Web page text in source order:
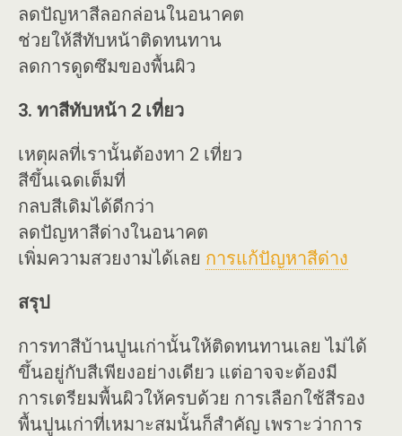
ลดปัญหาสีลอกล่อนในอนาคต
ช่วยให้สีทับหน้าติดทนทาน
ลดการดูดซึมของพื้นผิว
3. ทาสีทับหน้า 2 เที่ยว
เหตุผลที่เรานั้นต้องทา 2 เที่ยว
สีขึ้นเฉดเต็มที่
กลบสีเดิมได้ดีกว่า
ลดปัญหาสีด่างในอนาคต
เพิ่มความสวยงามได้เลย การแก้ปัญหาสีด่าง
สรุป
การทาสีบ้านปูนเก่านั้นให้ติดทนทานเลย ไม่ได้
ขึ้นอยู่กับสีเพียงอย่างเดียว แต่อาจจะต้องมี
การเตรียมพื้นผิวให้ครบด้วย การเลือกใช้สีรอง
พื้นปูนเก่าที่เหมาะสมนั้นก็สำคัญ เพราะว่าการ